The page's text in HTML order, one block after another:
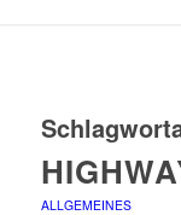
ALLGEMEINES